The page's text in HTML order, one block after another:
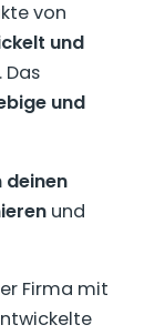
von
und
Das
und
deinen
und
Firma mit